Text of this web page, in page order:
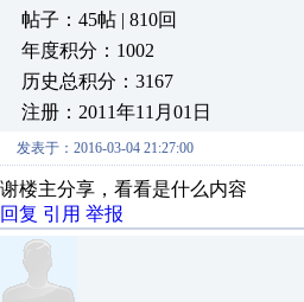
帖子：45帖 | 810回
年度积分：1002
历史总积分：3167
注册：2011年11月01日
发表于：2016-03-04 21:27:00
谢楼主分享，看看是什么内容
回复 引用 举报